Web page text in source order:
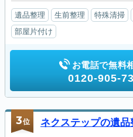
遺品整理 生前整理 特殊清掃
部屋片付け
お電話で無料
0120-905-
3位 ネクステップの遺